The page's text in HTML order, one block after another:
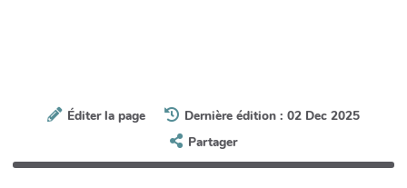
Éditer la page
Dernière édition : 02 Dec 2025
Partager